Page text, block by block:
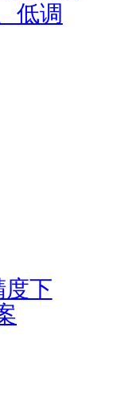
低调
度下